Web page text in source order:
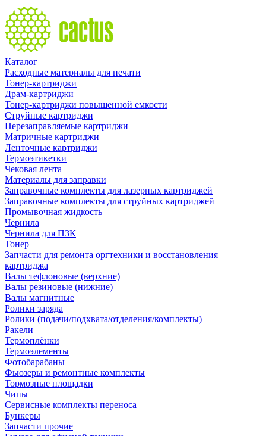
Каталог
Расходные материалы для печати
Тонер-картриджи
Драм-картриджи
Тонер-картриджи повышенной емкости
Струйные картриджи
Перезаправляемые картриджи
Матричные картриджи
Ленточные картриджи
Термоэтикетки
Чековая лента
Материалы для заправки
Заправочные комплекты для лазерных картриджей
Заправочные комплекты для струйных картриджей
Промывочная жидкость
Чернила
Чернила для ПЗК
Тонер
Запчасти для ремонта оргтехники и восстановления
картриджа
Валы тефлоновые (верхние)
Валы резиновые (нижние)
Валы магнитные
Ролики заряда
Ролики (подачи/подхвата/отделения/комплекты)
Ракели
Термоплёнки
Термоэлементы
Фотобарабаны
Фьюзеры и ремонтные комплекты
Тормозные площадки
Чипы
Сервисные комплекты переноса
Бункеры
Запчасти прочие